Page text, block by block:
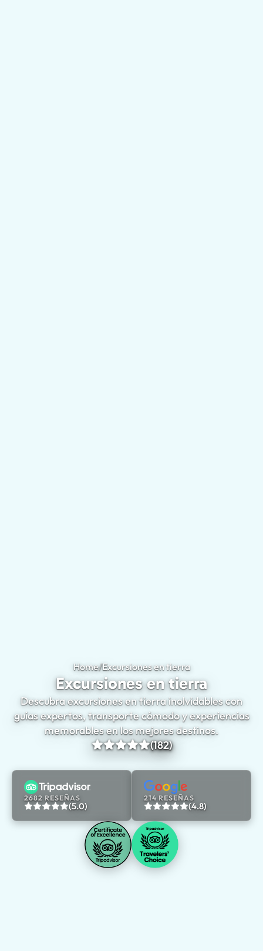
Home/Excursiones en tierra
Excursiones en tierra
Descubra excursiones en tierra inolvidables con
guías expertos, transporte cómodo y experiencias
memorables en los mejores destinos.
(182)
2682 RESEÑAS
(5.0)
214 RESEÑAS
(4.8)